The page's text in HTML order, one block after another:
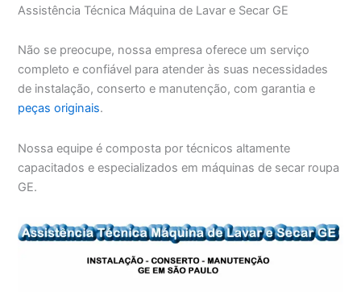
Assistência Técnica Máquina de Lavar e Secar GE
Não se preocupe, nossa empresa oferece um serviço
completo e confiável para atender às suas necessidades
de instalação, conserto e manutenção, com garantia e
peças originais.
Nossa equipe é composta por técnicos altamente
capacitados e especializados em máquinas de secar roupa
GE.